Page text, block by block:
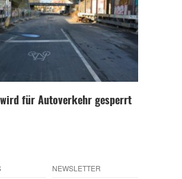
für Autoverkehr gesperrt
NEWSLETTER